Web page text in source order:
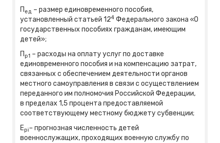
П ед – размер единовременного пособия,
установленный статьей 124 Федерального закона «О
государственных пособиях гражданам, имеющим
детей»;
П р1 – расходы на оплату услуг по доставке
единовременного пособия и на компенсацию затрат,
связанных с обеспечением деятельности органов
местного самоуправления в связи с осуществлением
переданного им полномочия Российской Федерации,
в пределах 1,5 процента предоставляемой
соответствующему местному бюджету субвенции;
Еpi– прогнозная численность детей
военнослужащих, проходящих военную службу по